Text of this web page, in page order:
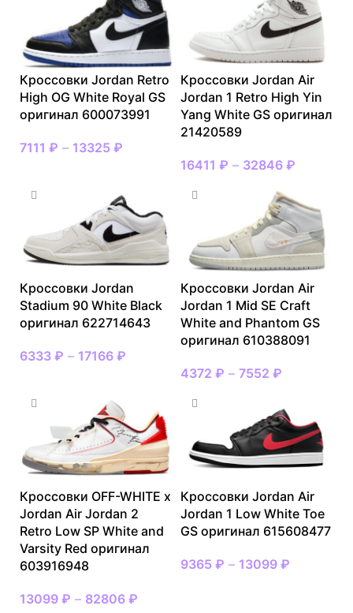
Кроссовки Jordan Retro
High OG White Royal GS
оригинал 600073991
7111 ₽ – 13325 ₽
Кроссовки Jordan Air
Jordan 1 Retro High Yin
Yang White GS оригинал
21420589
16411 ₽ – 32846 ₽
Кроссовки Jordan
Stadium 90 White Black
оригинал 622714643
6333 ₽ – 17166 ₽
Кроссовки Jordan Air
Jordan 1 Mid SE Craft
White and Phantom GS
оригинал 610388091
4372 ₽ – 7552 ₽
Кроссовки OFF-WHITE x
Jordan Air Jordan 2
Retro Low SP White and
Varsity Red оригинал
603916948
13099 ₽ – 82806 ₽
Кроссовки Jordan Air
Jordan 1 Low White Toe
GS оригинал 615608477
9365 ₽ – 13099 ₽